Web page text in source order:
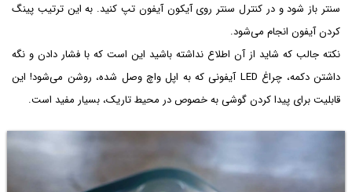
سنتر باز شود و در کنترل سنتر روی آیکون آیفون تپ کنید. به این ترتیب پینگ
کردن آیفون انجام می‌شود.
نکته جالب که شاید از آن اطلاع نداشته باشید این است که با فشار دادن و نگه
داشتن دکمه، چراغ LED آیفونی که به اپل واچ وصل شده، روشن می‌شود! این
قابلیت برای پیدا کردن گوشی به خصوص در محیط تاریک، بسیار مفید است.